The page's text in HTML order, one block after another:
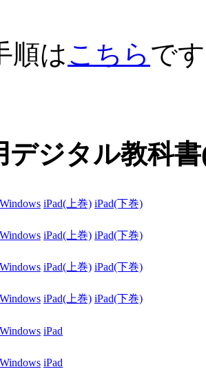
順はこちら で
デジタル教科
Windows iPad(上巻) iPad(下巻)
Windows iPad(上巻) iPad(下巻)
Windows iPad(上巻) iPad(下巻)
Windows iPad(上巻) iPad(下巻)
Windows iPad
Windows iPad